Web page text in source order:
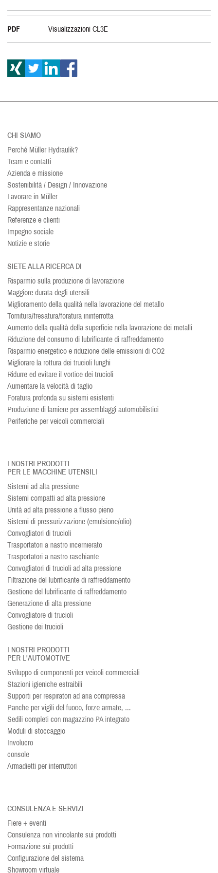
PDF Visualizzazioni CL3E
CHI SIAMO
Perché Müller Hydraulik?
Team e contatti
Azienda e missione
Sostenibilità / Design / Innovazione
Lavorare in Müller
Rappresentanze nazionali
Referenze e clienti
Impegno sociale
Notizie e storie
SIETE ALLA RICERCA DI
Risparmio sulla produzione di lavorazione
Maggiore durata degli utensili
Miglioramento della qualità nella lavorazione del metallo
Tornitura/fresatura/foratura ininterrotta
Aumento della qualità della superficie nella lavorazione dei metalli
Riduzione del consumo di lubrificante di raffreddamento
Risparmio energetico e riduzione delle emissioni di CO2
Migliorare la rottura dei trucioli lunghi
Ridurre ed evitare il vortice dei trucioli
Aumentare la velocità di taglio
Foratura profonda su sistemi esistenti
Produzione di lamiere per assemblaggi automobilistici
Periferiche per veicoli commerciali
I NOSTRI PRODOTTI
PER LE MACCHINE UTENSILI
Sistemi ad alta pressione
Sistemi compatti ad alta pressione
Unità ad alta pressione a flusso pieno
Sistemi di pressurizzazione (emulsione/olio)
Convogliatori di trucioli
Trasportatori a nastro incernierato
Trasportatori a nastro raschiante
Convogliatori di trucioli ad alta pressione
Filtrazione del lubrificante di raffreddamento
Gestione del lubrificante di raffreddamento
Generazione di alta pressione
Convogliatore di trucioli
Gestione dei trucioli
I NOSTRI PRODOTTI
PER L'AUTOMOTIVE
Sviluppo di componenti per veicoli commerciali
Stazioni igieniche estraibili
Supporti per respiratori ad aria compressa
Panche per vigili del fuoco, forze armate, ...
Sedili completi con magazzino PA integrato
Moduli di stoccaggio
Involucro
console
Armadietti per interruttori
CONSULENZA E SERVIZI
Fiere + eventi
Consulenza non vincolante sui prodotti
Formazione sui prodotti
Configurazione del sistema
Showroom virtuale